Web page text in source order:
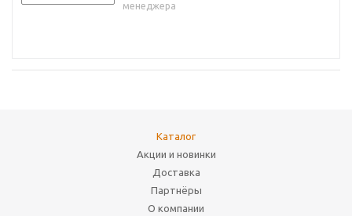
менеджера
Каталог
Акции и новинки
Доставка
Партнёры
О компании